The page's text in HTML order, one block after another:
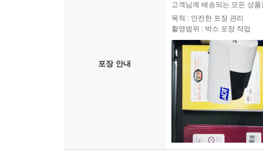
포장 안내
고객님께 배송되는 모든 상
목적 : 안전한 포장 관리
촬영범위 : 박스 포장 작업